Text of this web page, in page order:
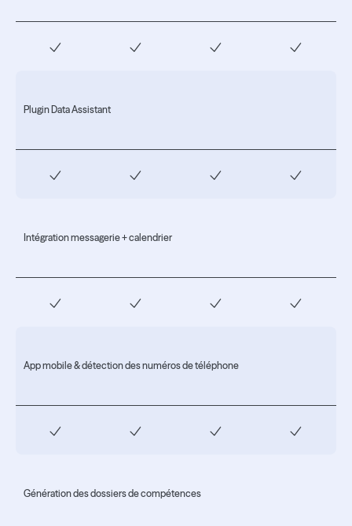
Plugin Data Assistant
Intégration messagerie + calendrier
App mobile & détection des numéros de téléphone
Génération des dossiers de compétences